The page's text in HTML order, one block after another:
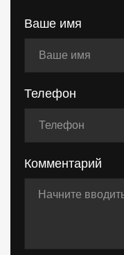
Ваше имя
Телефон
Комментарий